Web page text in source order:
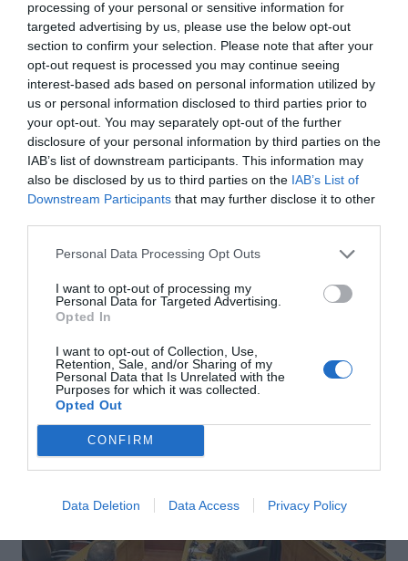
processing of your personal or sensitive information for
targeted advertising by us, please use the below opt-out
section to confirm your selection. Please note that after your
opt-out request is processed you may continue seeing
interest-based ads based on personal information utilized by
us or personal information disclosed to third parties prior to
your opt-out. You may separately opt-out of the further
disclosure of your personal information by third parties on the
IAB’s list of downstream participants. This information may
also be disclosed by us to third parties on the IAB’s List of
Downstream Participants that may further disclose it to other
Personal Data Processing Opt Outs
I want to opt-out of processing my
Personal Data for Targeted Advertising.
Opted In
I want to opt-out of Collection, Use,
Retention, Sale, and/or Sharing of my
Personal Data that Is Unrelated with the
Purposes for which it was collected.
Opted Out
CONFIRM
Data Deletion Data Access Privacy Policy
Αποστολή
ΣΑΣ ΠΡΟΤΕΙΝΟΥΜΕ ΑΚΟΜΗ
M. Γιωργαλλής: Το πρώην Δημοτικό Σχολείο
Καρδάμαινας καταρρέει – Η εγκατάλειψη έχει την
υπογραφή της δημοτικής αρχής !